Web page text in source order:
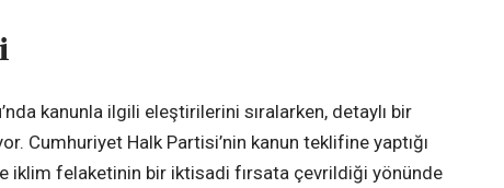
kanunla ilgili eleştirilerini sıralarken, detaylı bir
Cumhuriyet Halk Partisi’nin kanun teklifine yaptığı
iklim felaketinin bir iktisadi fırsata çevrildiği yönünde